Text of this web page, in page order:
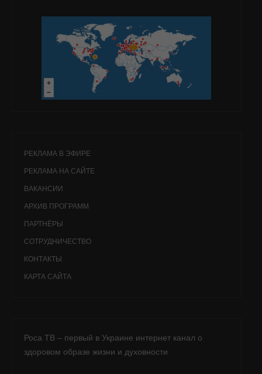
РЕКЛАМА В ЭФИРЕ
РЕКЛАМА НА САЙТЕ
ВАКАНСИИ
АРХИВ ПРОГРАММ
ПАРТНЁРЫ
СОТРУДНИЧЕСТВО
КОНТАКТЫ
КАРТА САЙТА
Роса ТВ – первый в Украине интернет канал о
здоровом образе жизни и духовности